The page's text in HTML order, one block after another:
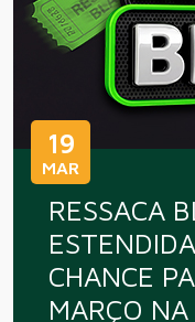
19
MAR
RESSACA
CHANCE
MARÇO